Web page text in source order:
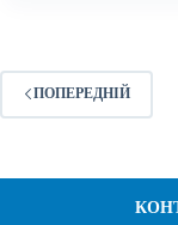
ПОПЕРЕДНІЙ